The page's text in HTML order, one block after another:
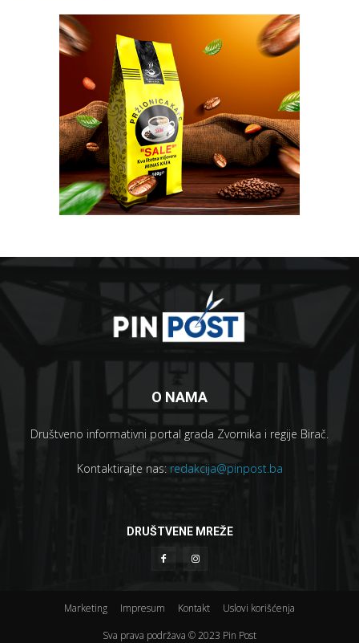
O NAMA
Društveno informativni portal grada Zvornika i regije Birač.
Kontaktirajte nas: redakcija@pinpost.ba
DRUŠTVENE MREŽE
Marketing Impresum Kontakt
Uslovi korišćenja
Sva prava podržava © 2023 Pin Post